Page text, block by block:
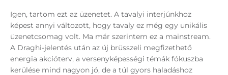
Igen, tartom ezt az üzenetet. A tavalyi interjúnkhoz
képest annyi változott, hogy tavaly ez még egy unikális
üzenetcsomag volt. Ma már szerintem ez a mainstream.
A Draghi-jelentés után az új brüsszeli megfizethető
energia akcióterv, a versenyképességi témák fókuszba
kerülése mind nagyon jó, de a túl gyors haladáshoz